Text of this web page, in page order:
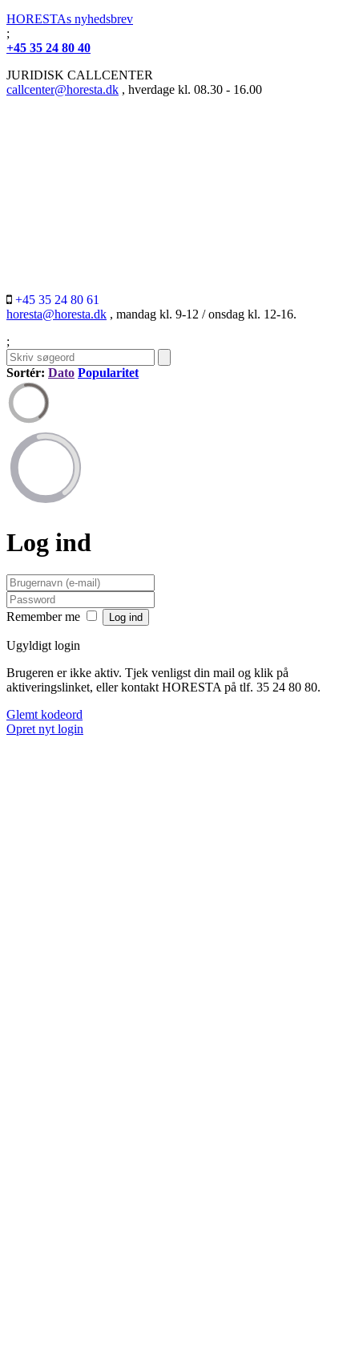
HORESTAs nyhedsbrev
;
+45 35 24 80 40
JURIDISK CALLCENTER
callcenter@horesta.dk , hverdage kl. 08.30 - 16.00
+45 35 24 80 61
horesta@horesta.dk , mandag kl. 9-12 / onsdag kl. 12-16.
;
Sortér: Dato Popularitet
Log ind
Remember me
Ugyldigt login
Brugeren er ikke aktiv. Tjek venligst din mail og klik på
aktiveringslinket, eller kontakt HORESTA på tlf. 35 24 80 80.
Glemt kodeord
Opret nyt login